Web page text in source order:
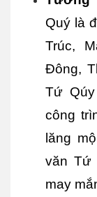
Quý là
Trúc,
Đông,
Tứ
công
lăng
văn Tứ
may